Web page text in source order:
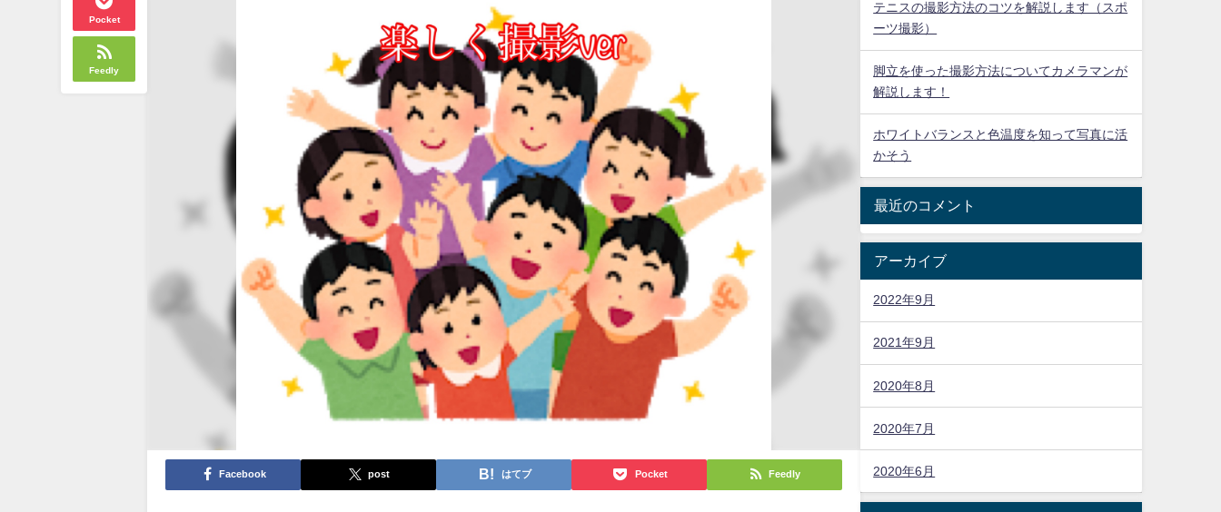
Pocket
Feedly
Facebook post はてブ Pocket Feedly
テニスの撮影方法のコツを解説します（スポ
ーツ撮影）
脚立を使った撮影方法についてカメラマンが
解説します！
ホワイトバランスと色温度を知って写真に活
かそう
最近のコメント
アーカイブ
2022年9月
2021年9月
2020年8月
2020年7月
2020年6月